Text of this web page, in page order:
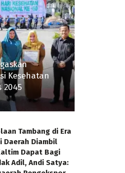
Kesehatan
2045
Tambang di Era
Daerah Diambil
Dapat Bagi
Adil, Andi Satya: